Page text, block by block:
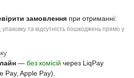
замовлення при отриманні:
та відсутність пошкоджень прямо у
— без комісій через LiqPay
Pay, Apple Pay).